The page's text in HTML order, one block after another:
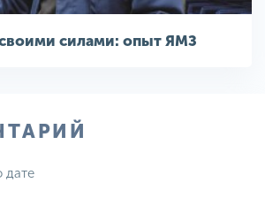
силами: опыт ЯМЗ
дате